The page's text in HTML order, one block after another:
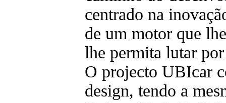
centrado na
de um motor que
lhe permita lutar
O projecto UBIcar
design, tendo a